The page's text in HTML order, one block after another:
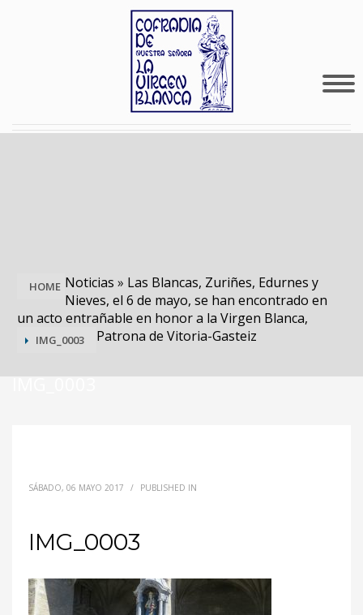
HOME Noticias » Las Blancas, Zuriñes, Edurnes y
Nieves, el 6 de mayo, se han encontrado en
un acto entrañable en honor a la Virgen Blanca,
Patrona de Vitoria-Gasteiz
IMG_0003
IMG_0003
SÁBADO, 06 MAYO 2017 / PUBLISHED IN
IMG_0003